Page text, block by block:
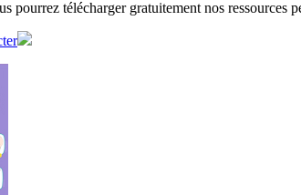
pourrez télécharger gratuitement nos ressources